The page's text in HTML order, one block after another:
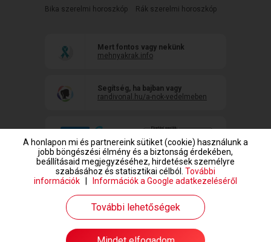
Bika szerelmi horoszkóp
Rák szerelmi horoszkóp
Mert fontos vagy nekünk
mehnyakrak.info
Segítség, ha bajban vagy
randivonal.hu/a-nok-vedelmeben
www.randivonal.hu © Copyright 1999-2026 Dating Central Europe Zrt.
A honlapon mi és partnereink sütiket (cookie) használunk a
jobb böngészési élmény és a biztonság érdekében,
beállításaid megjegyzéséhez, hirdetések személyre
szabásához és statisztikai célból. További
információk
Információk a Google adatkezeléséről
További lehetőségek